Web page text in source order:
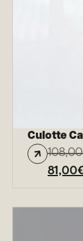
Culotte
108,00
81,00